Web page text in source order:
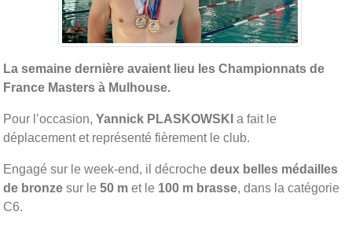
La semaine dernière avaient lieu les Championnats de
France Masters à Mulhouse.
Pour l’occasion, Yannick PLASKOWSKI a fait le
déplacement et représenté fièrement le club.
Engagé sur le week-end, il décroche deux belles médailles
de bronze sur le 50 m et le 100 m brasse, dans la catégorie
C6.